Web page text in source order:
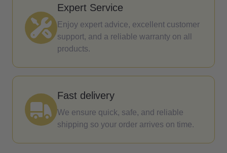
Expert Service
Enjoy expert advice, excellent customer
support, and a reliable warranty on all
products.
Fast delivery
We ensure quick, safe, and reliable
shipping so your order arrives on time.